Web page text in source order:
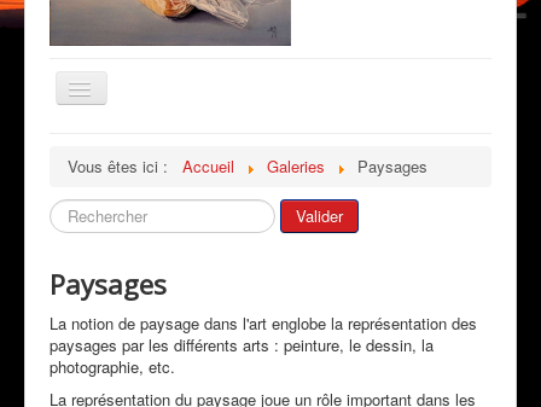
Basculer
la
Galeries
Expositions
Revue de Presse
Peintres & Amis
Vous êtes ici : Accueil Galeries Paysages
Rechercher Valider
Paysages
La notion de paysage dans l'art englobe la représentation des
paysages par les différents arts : peinture, le dessin, la
photographie, etc.
La représentation du paysage joue un rôle important dans les